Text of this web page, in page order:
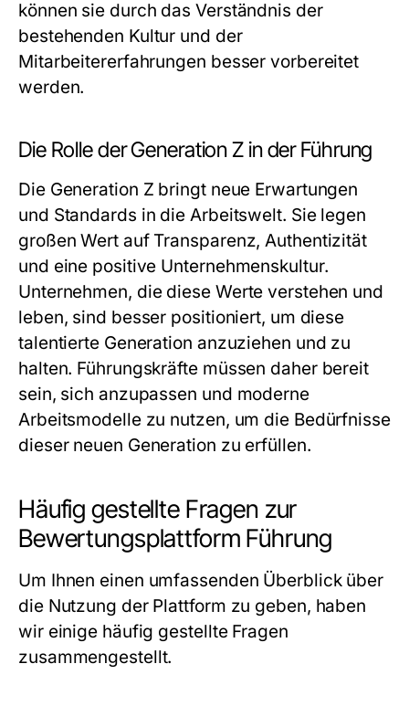
können sie durch das Verständnis der
bestehenden Kultur und der
Mitarbeitererfahrungen besser vorbereitet
werden.
Die Rolle der Generation Z in der Führung
Die Generation Z bringt neue Erwartungen
und Standards in die Arbeitswelt. Sie legen
großen Wert auf Transparenz, Authentizität
und eine positive Unternehmenskultur.
Unternehmen, die diese Werte verstehen und
leben, sind besser positioniert, um diese
talentierte Generation anzuziehen und zu
halten. Führungskräfte müssen daher bereit
sein, sich anzupassen und moderne
Arbeitsmodelle zu nutzen, um die Bedürfnisse
dieser neuen Generation zu erfüllen.
Häufig gestellte Fragen zur
Bewertungsplattform Führung
Um Ihnen einen umfassenden Überblick über
die Nutzung der Plattform zu geben, haben
wir einige häufig gestellte Fragen
zusammengestellt.